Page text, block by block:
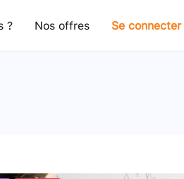
? Nos offres Se connecter